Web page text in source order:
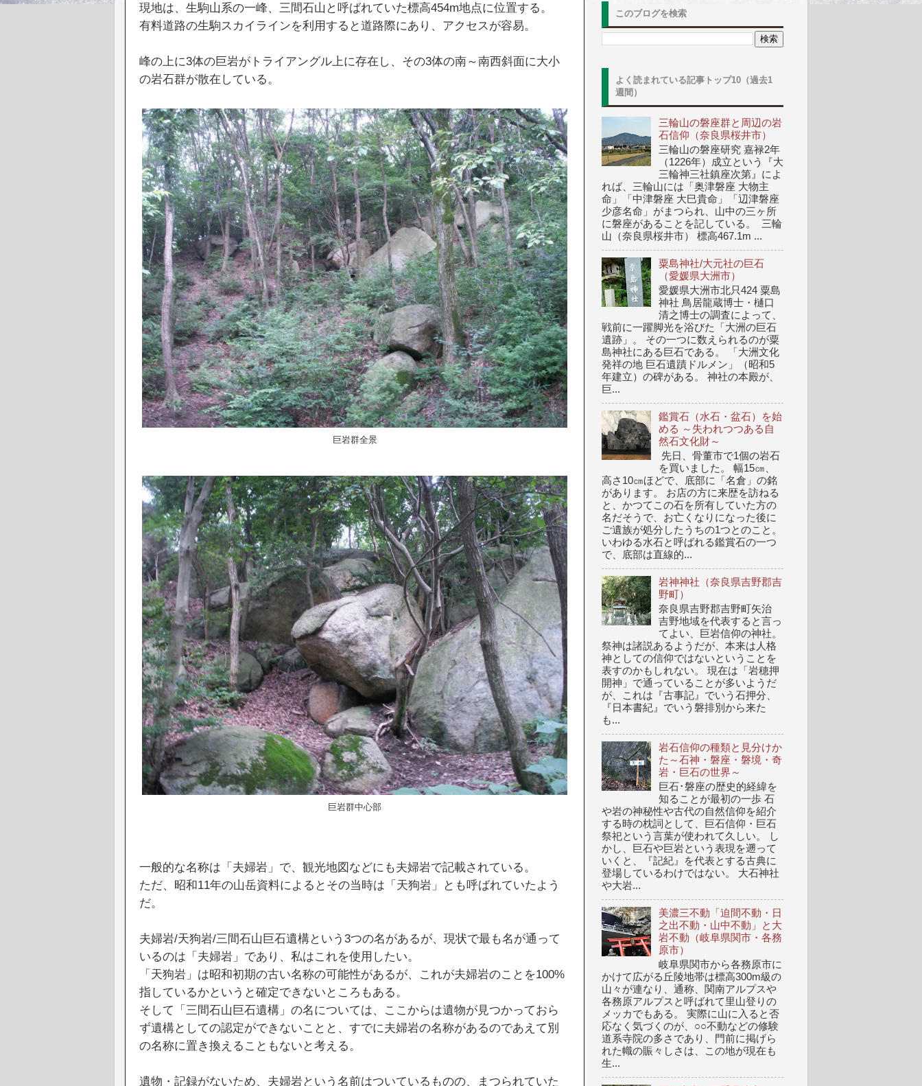
現地は、生駒山系の一峰、三間石山と呼ばれていた標高454m地点に位置する。
有料道路の生駒スカイラインを利用すると道路際にあり、アクセスが容易。
峰の上に3体の巨岩がトライアングル上に存在し、その3体の南～南西斜面に大小
の岩石群が散在している。
巨岩群全景
巨岩群中心部
一般的な名称は「夫婦岩」で、観光地図などにも夫婦岩で記載されている。
ただ、昭和11年の山岳資料によるとその当時は「天狗岩」とも呼ばれていたよう
だ。
夫婦岩/天狗岩/三間石山巨石遺構という3つの名があるが、現状で最も名が通って
いるのは「夫婦岩」であり、私はこれを使用したい。
「天狗岩」は昭和初期の古い名称の可能性があるが、これが夫婦岩のことを100%
指しているかというと確定できないところもある。
そして「三間石山巨石遺構」の名については、ここからは遺物が見つかっておら
ず遺構としての認定ができないことと、すでに夫婦岩の名称があるのであえて別
の名称に置き換えることもないと考える。
遺物・記録がないため、夫婦岩という名前はついているものの、まつられていた
このブログを検索
よく読まれている記事トップ10（過去1
週間）
三輪山の磐座群と周辺の岩
石信仰（奈良県桜井市）
三輪山の磐座研究 嘉禄2年
（1226年）成立という『大
三輪神三社鎮座次第』によ
れば、三輪山には「奥津磐座 大物主
命」「中津磐座 大巳貴命」「辺津磐座
少彦名命」がまつられ、山中の三ヶ所
に磐座があることを記している。 三輪
山（奈良県桜井市） 標高467.1m ...
粟島神社/大元社の巨石
（愛媛県大洲市）
愛媛県大洲市北只424 粟島
神社 鳥居龍蔵博士・樋口
清之博士の調査によって、
戦前に一躍脚光を浴びた「大洲の巨石
遺跡」。 その一つに数えられるのが粟
島神社にある巨石である。 「大洲文化
発祥の地 巨石遺蹟ドルメン」（昭和5
年建立）の碑がある。 神社の本殿が、
巨...
鑑賞石（水石・盆石）を始
める ～失われつつある自
然石文化財～
先日、骨董市で1個の岩石
を買いました。 幅15㎝、
高さ10㎝ほどで、底部に「名倉」の銘
があります。 お店の方に来歴を訪ねる
と、かつてこの石を所有していた方の
名だそうで、お亡くなりになった後に
ご遺族が処分したうちの1つとのこと。
いわゆる水石と呼ばれる鑑賞石の一つ
で、底部は直線的...
岩神神社（奈良県吉野郡吉
野町）
奈良県吉野郡吉野町矢治
吉野地域を代表すると言っ
てよい、巨岩信仰の神社。
祭神は諸説あるようだが、本来は人格
神としての信仰ではないということを
表すのかもしれない。 現在は「岩穂押
開神」で通っていることが多いようだ
が、これは『古事記』でいう石押分、
『日本書紀』でいう磐排別から来た
も...
岩石信仰の種類と見分けか
た～石神・磐座・磐境・奇
岩・巨石の世界～
巨石･磐座の歴史的経緯を
知ることが最初の一歩 石
や岩の神秘性や古代の自然信仰を紹介
する時の枕詞として、巨石信仰・巨石
祭祀という言葉が使われて久しい。 し
かし、巨石や巨岩という表現を遡って
いくと、『記紀』を代表とする古典に
登場しているわけではない。 大石神社
や大岩...
美濃三不動「迫間不動・日
之出不動・山中不動」と大
岩不動（岐阜県関市・各務
原市）
岐阜県関市から各務原市に
かけて広がる丘陵地帯は標高300m級の
山々が連なり、通称、関南アルプスや
各務原アルプスと呼ばれて里山登りの
メッカでもある。 実際に山に入ると否
応なく気づくのが、○○不動などの修験
道系寺院の多さであり、門前に掲げら
れた幟の賑々しさは、この地が現在も
生...